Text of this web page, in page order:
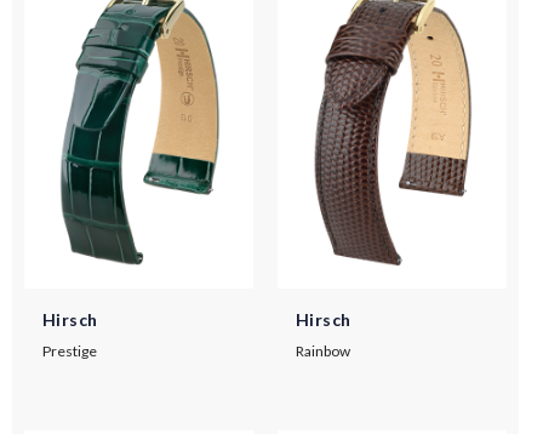
Hirsch
Prestige
Hirsch
Rainbow